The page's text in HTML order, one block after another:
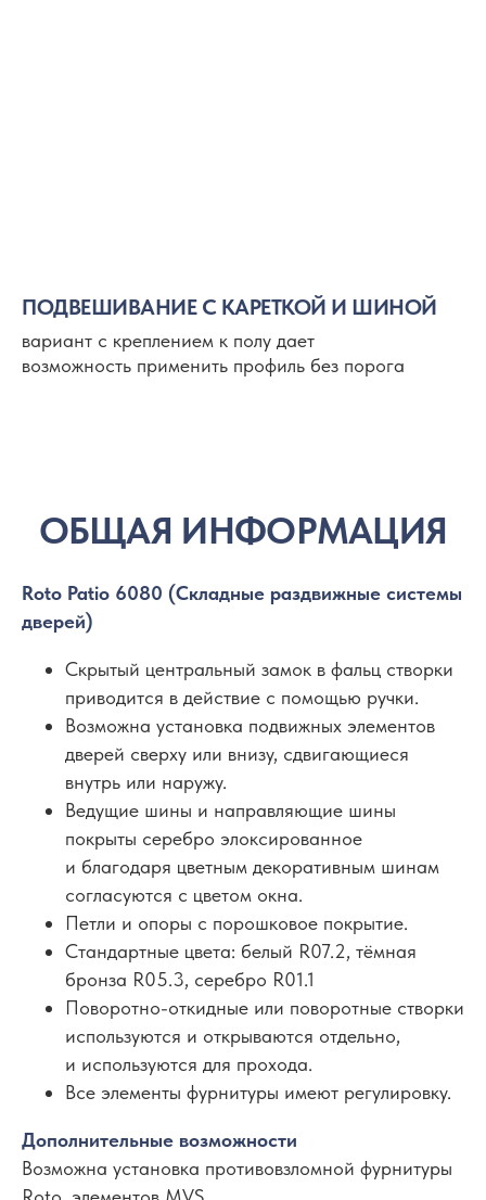
ПОДВЕШИВАНИЕ С КАРЕТКОЙ И ШИНОЙ
вариант с креплением к полу дает
возможность применить профиль без порога
Roto Patio 6080 (Складные раздвижные системы
дверей)
Скрытый центральный замок в фальц створки
приводится в действие с помощью ручки.
Возможна установка подвижных элементов
дверей сверху или внизу, сдвигающиеся
внутрь или наружу.
Ведущие шины и направляющие шины
покрыты серебро элоксированное
и благодаря цветным декоративным шинам
согласуются с цветом окна.
Петли и опоры с порошковое покрытие.
Стандартные цвета: белый R07.2, тёмная
бронза R05.3, серебро R01.1
Поворотно-откидные или поворотные створки
используются и открываются отдельно,
и используются для прохода.
Все элементы фурнитуры имеют регулировку.
Дополнительные возможности
Возможна установка противовзломной фурнитуры
Схема 550
Схема 633
Схема 651